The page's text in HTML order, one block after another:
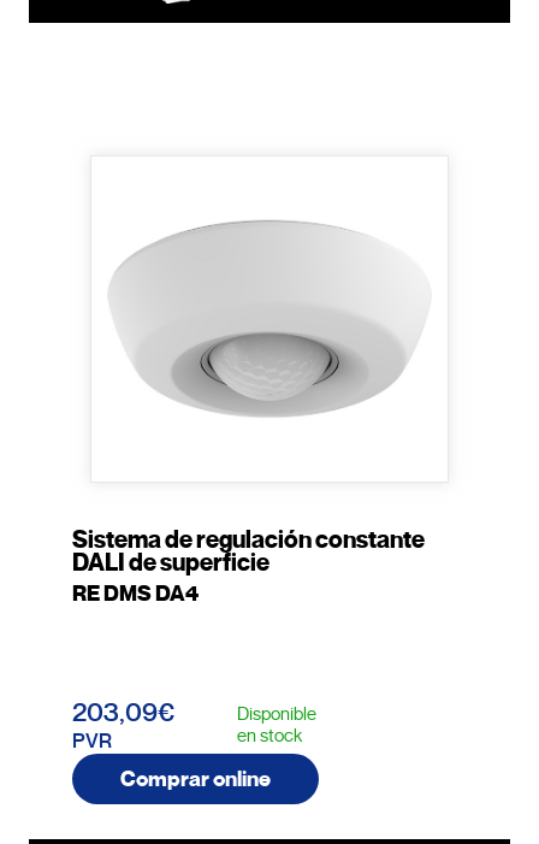
Sistema de regulación constante
DALI de superficie
RE DMS DA4
203,09€
PVR
Disponible
en stock
Comprar online